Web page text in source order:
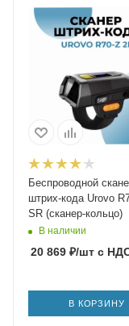
Беспроводной
штрих-кода Urovo
SR (сканер-кольцо)
В наличии
20 869 ₽/шт с
В КОРЗИНУ